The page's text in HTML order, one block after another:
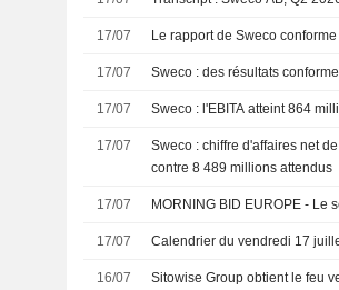
17/07 Le rapport de Sweco
17/07 Sweco : des résultats
17/07 Sweco : l'EBITA atteint 864
17/07
Sweco : chiffre d'affaires net
contre 8 489 millions attendus
17/07 MORNING BID EUROPE - Le
17/07 Calendrier du vendredi 17
16/07
Sitowise Group obtient le feu